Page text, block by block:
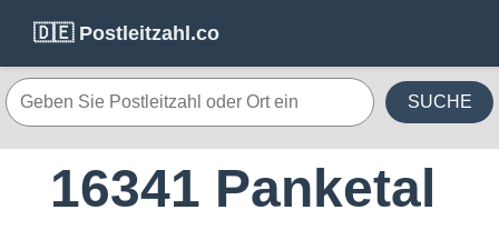
🇩🇪 Postleitzahl.co
SUCHE
16341 Panketal